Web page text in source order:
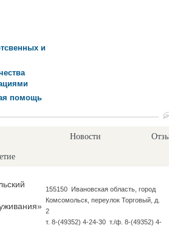
и
помощь
Новости
155150 Ивановская область, город
Комсомольск, переулок Торговый, д.
2
т. 8-(49352) 4-24-30 т./ф. 8-(49352) 4-